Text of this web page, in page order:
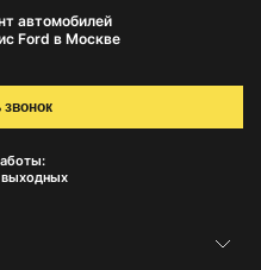
автомобилей
Ford в Москве
звонок